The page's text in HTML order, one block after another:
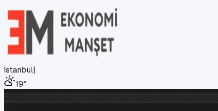
İstanbul|
19°